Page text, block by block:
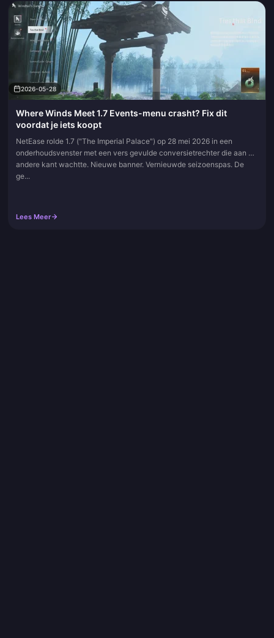
2026-05-28
Where Winds Meet 1.7 Events-menu crasht? Fix dit
voordat je iets koopt
NetEase rolde 1.7 ("The Imperial Palace") op 28 mei 2026 in een
onderhoudsvenster met een vers gevulde conversietrechter die aan de
andere kant wachtte. Nieuwe banner. Vernieuwde seizoenspas. De
ge...
Lees Meer